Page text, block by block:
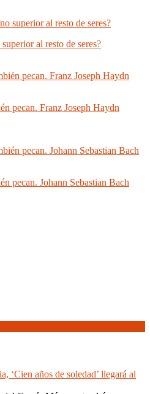
al resto de seres?
pecan. Franz Joseph Haydn
pecan. Johann Sebastian Bach
‘Cien años de soledad’ llegará al